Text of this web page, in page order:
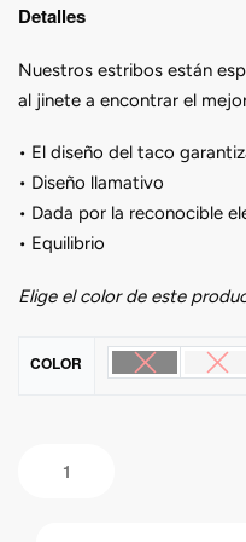
Detalles
Nuestros estribos están
al jinete a encontrar el
• El diseño del taco
• Diseño llamativo
• Dada por la reconocible
• Equilibrio
Elige el color de este
COLOR